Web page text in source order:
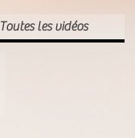
Toutes les vidéos